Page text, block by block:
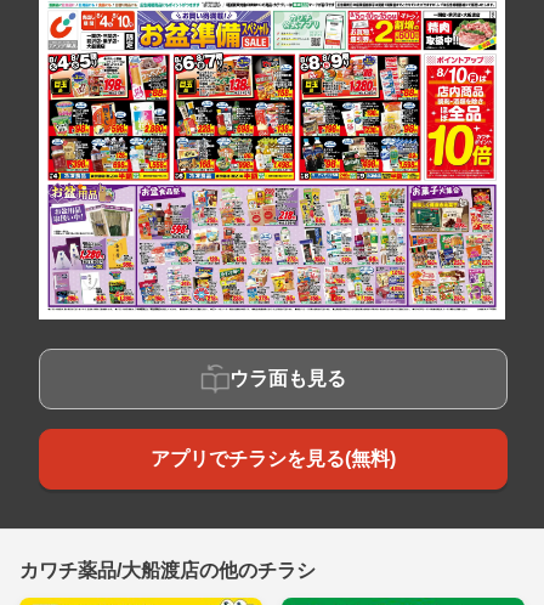
ウラ面も見る
アプリでチラシを見る(無料)
カワチ薬品/大船渡店の他のチラシ